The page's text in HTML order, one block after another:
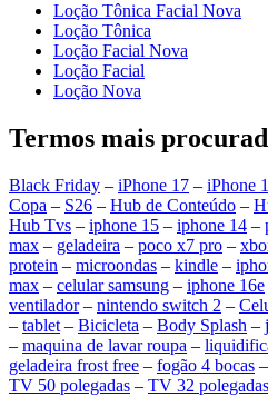
Loção Tônica Facial Nova
Loção Tônica
Loção Facial Nova
Loção Facial
Loção Nova
Termos mais
Black Friday – iPhone 17 – iPhone
Copa – S26 – Hub de Conteúdo –
Hub Tvs – iphone 15 – iphone 14 –
max – geladeira – poco x7 pro –
protein – microondas – kindle –
max – celular samsung – iphone 16e
ventilador– nintendo switch 2 –
– tablet – Bicicleta – Body Splash –
– maquina de lavar roupa –
geladeira frost free – fogão 4 bocas –
TV 50 polegadas – TV 32 polegadas